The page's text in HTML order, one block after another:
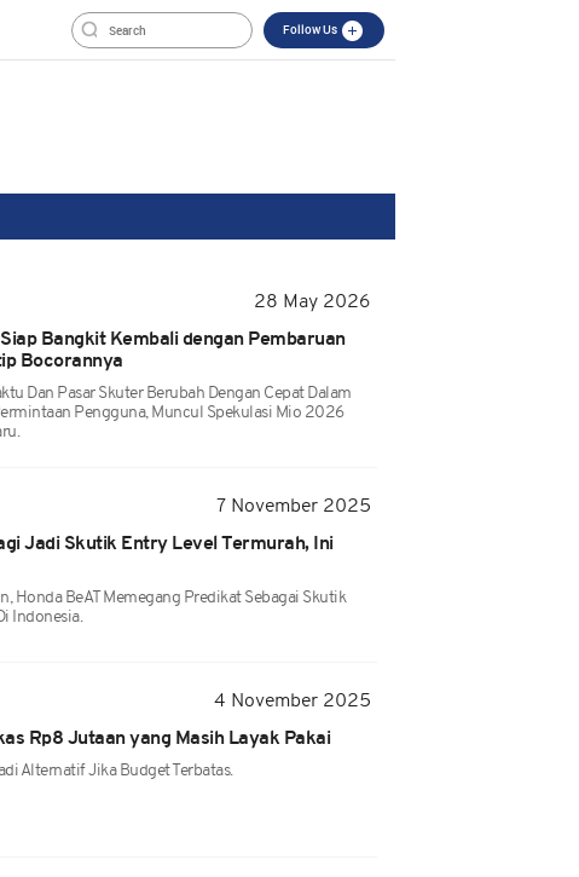
Follow Us
28 May 2026
Bangkit Kembali dengan Pembaruan
Bocorannya
Dan Pasar Skuter Berubah Dengan Cepat Dalam
Pengguna, Muncul Spekulasi Mio 2026
7 November 2025
Jadi Skutik Entry Level Termurah, Ini
Honda BeAT Memegang Predikat Sebagai Skutik
Indonesia.
4 November 2025
Rp8 Jutaan yang Masih Layak Pakai
Alternatif Jika Budget Terbatas.